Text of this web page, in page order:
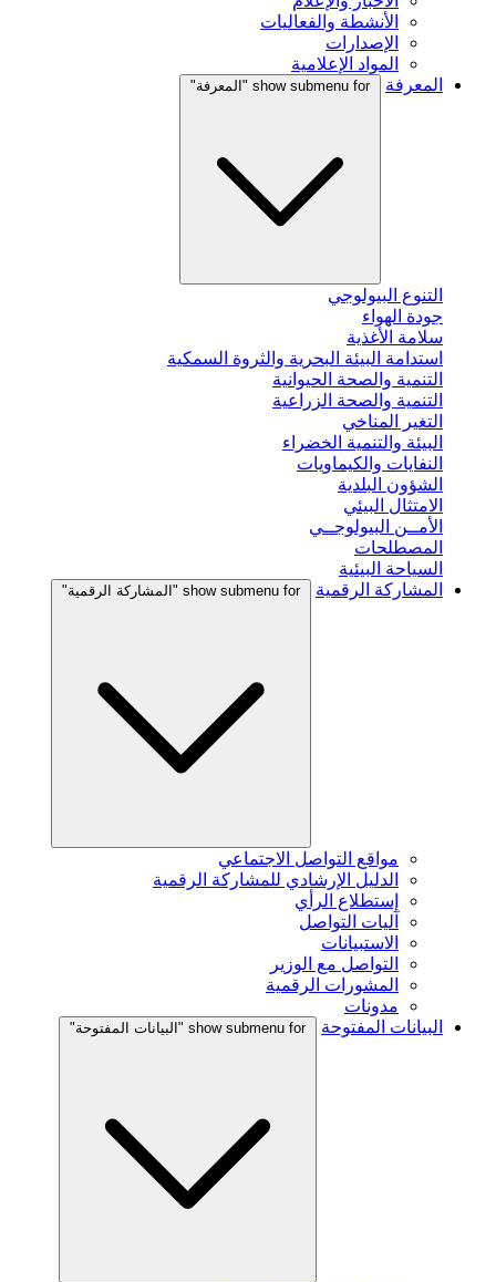
الأنشطة والفعاليات
الإصدارات
المواد الإعلامية
المعرفة
show submenu for "المعرفة"
التنوع البيولوجي
جودة الهواء
سلامة الأغذية
استدامة البيئة البحرية والثروة السمكية
التنمية والصحة الحيوانية
التنمية والصحة الزراعية
التغير المناخي
البيئة والتنمية الخضراء
النفايات والكيماويات
الشؤون البلدية
الامتثال البيئي
الأمــن البيولوجــي
المصطلحات
السياحة البيئية
المشاركة الرقمية
show submenu for "المشاركة الرقمية"
مواقع التواصل الاجتماعي
الدليل الإرشادي للمشاركة الرقمية
إستطلاع الرأي
آليات التواصل
الاستبيانات
التواصل مع الوزير
المشورات الرقمية
مدونات
البيانات المفتوحة
show submenu for "البيانات المفتوحة"